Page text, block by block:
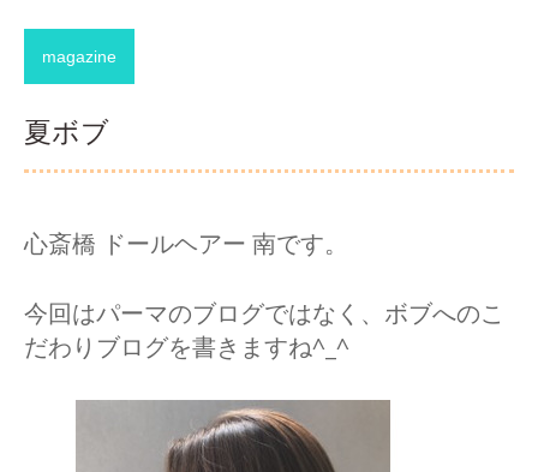
メニュー
お問い合わせ
magazine
夏ボブ
心斎橋 ドールヘアー 南です。
今回はパーマのブログではなく、ボブへのこ
だわりブログを書きますね^_^